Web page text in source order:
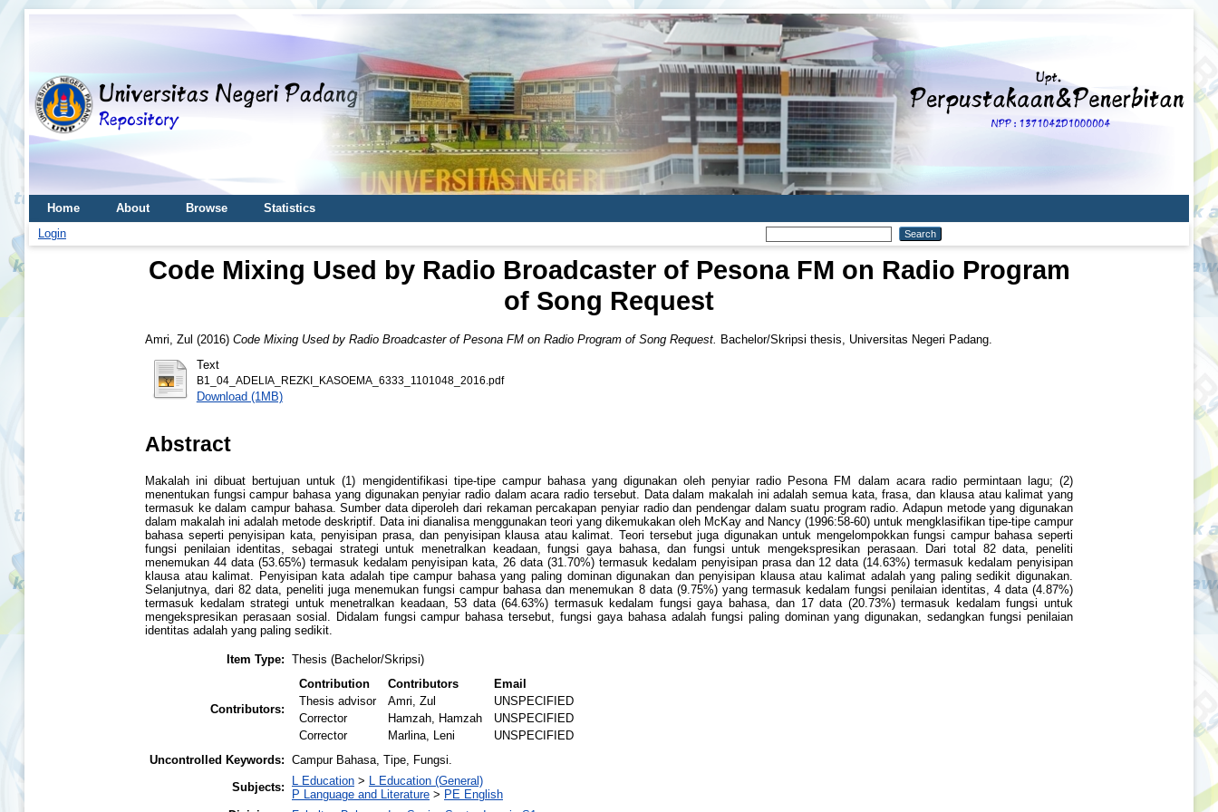
Home About Browse
Statistics
Login
Code Mixing Used by Radio Broadcaster of Pesona FM on Radio Program
of Song Request
Amri, Zul (2016) Code Mixing Used by Radio Broadcaster of Pesona FM on Radio Program of Song Request.
Bachelor/Skripsi thesis, Universitas Negeri Padang.
Text
B1_04_ADELIA_REZKI_KASOEMA_6333_1101048_2016.pdf
Download (1MB)
Abstract
Makalah ini dibuat bertujuan untuk (1) mengidentifikasi tipe-tipe campur bahasa yang digunakan oleh penyiar radio Pesona FM dalam acara radio permintaan lagu; (2)
menentukan fungsi campur bahasa yang digunakan penyiar radio dalam acara radio tersebut. Data dalam makalah ini adalah semua kata, frasa, dan klausa atau kalimat yang
termasuk ke dalam campur bahasa. Sumber data diperoleh dari rekaman percakapan penyiar radio dan pendengar dalam suatu program radio. Adapun metode yang digunakan
dalam makalah ini adalah metode deskriptif. Data ini dianalisa menggunakan teori yang dikemukakan oleh McKay and Nancy (1996:58-60) untuk mengklasifikan tipe-tipe campur
bahasa seperti penyisipan kata, penyisipan prasa, dan penyisipan klausa atau kalimat. Teori tersebut juga digunakan untuk mengelompokkan fungsi campur bahasa seperti
fungsi penilaian identitas, sebagai strategi untuk menetralkan keadaan, fungsi gaya bahasa, dan fungsi untuk mengekspresikan perasaan. Dari total 82 data, peneliti
menemukan 44 data (53.65%) termasuk kedalam penyisipan kata, 26 data (31.70%) termasuk kedalam penyisipan prasa dan 12 data (14.63%) termasuk kedalam penyisipan
klausa atau kalimat. Penyisipan kata adalah tipe campur bahasa yang paling dominan digunakan dan penyisipan klausa atau kalimat adalah yang paling sedikit digunakan.
Selanjutnya, dari 82 data, peneliti juga menemukan fungsi campur bahasa dan menemukan 8 data (9.75%) yang termasuk kedalam fungsi penilaian identitas, 4 data (4.87%)
termasuk kedalam strategi untuk menetralkan keadaan, 53 data (64.63%) termasuk kedalam fungsi gaya bahasa, dan 17 data (20.73%) termasuk kedalam fungsi untuk
mengekspresikan perasaan sosial. Didalam fungsi campur bahasa tersebut, fungsi gaya bahasa adalah fungsi paling dominan yang digunakan, sedangkan fungsi penilaian
identitas adalah yang paling sedikit.
Item Type: Thesis (Bachelor/Skripsi)
Contributors:
Contribution Contributors
Email
Thesis advisor
Amri, Zul
UNSPECIFIED
Corrector
Hamzah, Hamzah
UNSPECIFIED
Corrector
Marlina, Leni
UNSPECIFIED
Uncontrolled Keywords: Campur Bahasa, Tipe, Fungsi.
Subjects:
L Education > L Education (General)
P Language and Literature > PE English